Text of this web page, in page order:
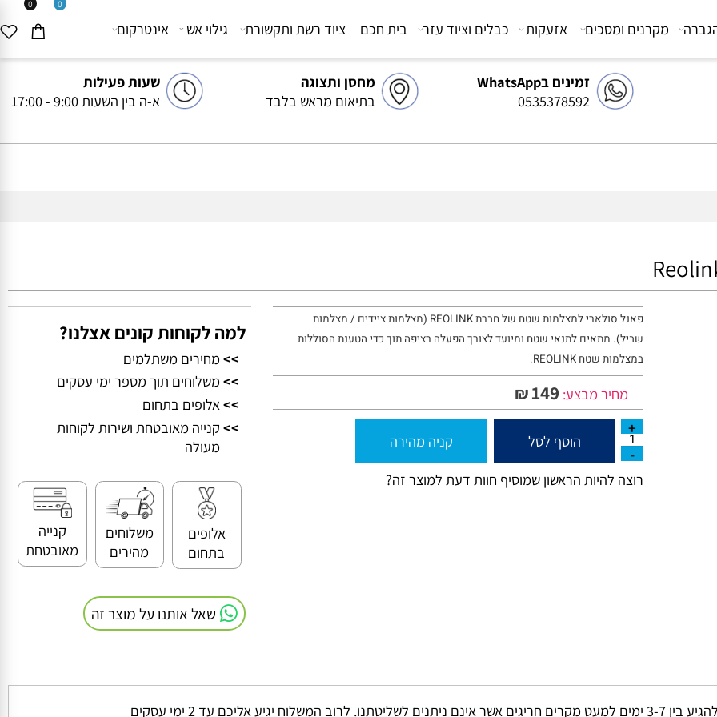
זמינים בWhatsApp
0535378592
מחסן ותצוגה
בתיאום מראש בלבד
שעות פעילות
א-ה בין השעות 9:00 - 17:00
0 0
מקרנים ומסכים אזעקות כבלים וציוד עזר בית חכם ציוד רשת ותקשורת גילוי אש אינטרקום
פאנל סולארי למצלמות שטח של חברתREOLINK(מצלמות ציידים / מצלמות
שביל).מתאים לתנאי שטח ומיועד לצורך הפעלה רציפה תוך כדי הטענת הסוללות
במצלמות שטחREOLINK
.
מחיר מבצע: ₪149
הוסף לסל
קניה מהירה
למה לקוחות קונים אצלנו?
מחירים משתלמים
>> משלוחים תוך מספר ימי עסקים
>> אלופים בתחום
קנייה מאובטחת ושירות לקוחות
אלופים
בתחום
משלוחים
מהירים
קנייה
מאובטחת